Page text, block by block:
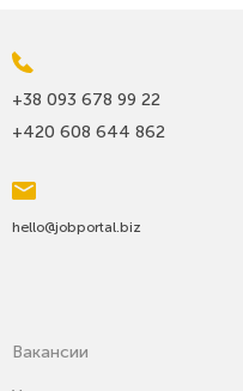
+38 093 678 99 22
+420 608 644 862
hello@jobportal.biz
Вакансии